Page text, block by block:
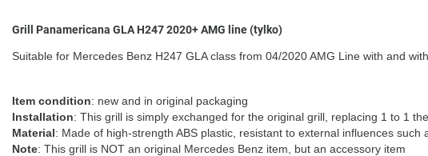
Grill Panamericana GLA H247 2020+ AMG line (tylko)
Suitable for Mercedes Benz H247 GLA class from 04/2020 AMG Line with and
Item condition: new and in original packaging
Installation: This grill is simply exchanged for the original grill, replacing 1 to 1
Material: Made of high-strength ABS plastic, resistant to external influences such
Note: This grill is NOT an original Mercedes Benz item, but an accessory item